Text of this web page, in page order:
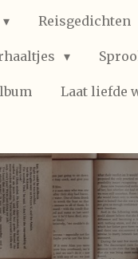
Reisgedichten
Laat liefde